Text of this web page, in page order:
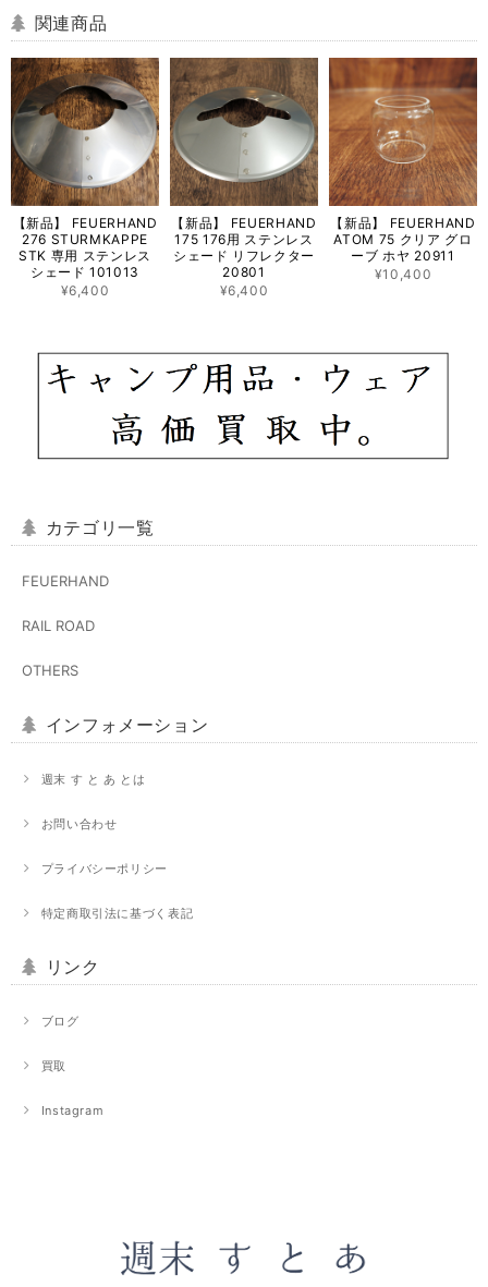
関連商品
【新品】 FEUERHAND
276 STURMKAPPE
STK 専用 ステンレス
シェード 101013
¥6,400
【新品】 FEUERHAND
175 176用 ステンレス
シェード リフレクター
20801
¥6,400
【新品】 FEUERHAND
ATOM 75 クリア グロ
ーブ ホヤ 20911
¥10,400
カテゴリ一覧
FEUERHAND
RAIL ROAD
OTHERS
インフォメーション
週末 す と あ とは
お問い合わせ
プライバシーポリシー
特定商取引法に基づく表記
リンク
ブログ
買取
Instagram